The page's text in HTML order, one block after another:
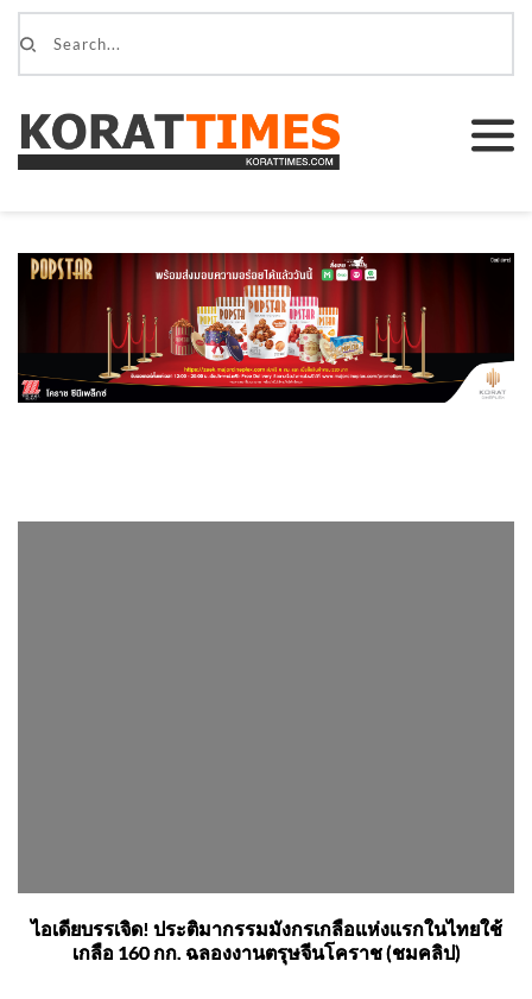
ไอเดียบรรเจิด! ประติมากรรมมังกรเกลือแห่งแรกในไทยใช้
เกลือ 160 กก. ฉลองงานตรุษจีนโคราช (ชมคลิป)